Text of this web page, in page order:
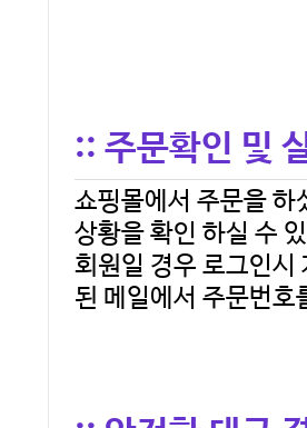
:: 주문확인 및
상황을 확인 하실 수
된 메일에서 주문번